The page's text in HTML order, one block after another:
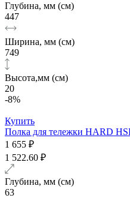
Глубина, мм (см)
447
Ширина, мм (см)
749
Высота,мм (см)
20
-8%
Купить
Полка для тележки HARD
1 655 ₽
1 522.60 ₽
Глубина, мм (см)
63